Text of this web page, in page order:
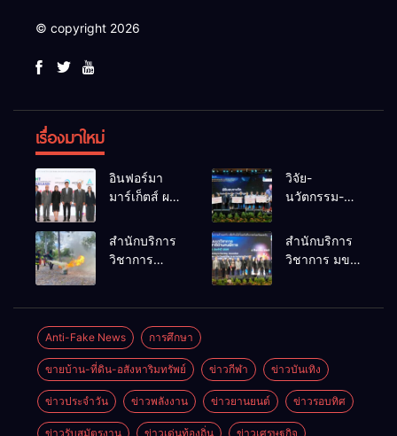
© copyright 2026
เรื่องมาใหม่
อินฟอร์มา
มาร์เก็ตส์ ผนึก
ธุรกิจท่อง
เที่ยว-บริการ
Thailand
2026 เชื่อม 4
งานใหญ่
สร้างโอกาส
ธุรกิจครบ
วงจร ด้วยครับ
วิจัย-
นวัตกรรม-
คือโอกาสใหม่
ของคนพิการ
เศรษฐกิจ
สำนักบริการ
วิชาการ
เพลิงขั้นต้น”
ยกระดับ
ศักยภาพเจ้า
หน้าที่ท้องถิ่น
รับมืออัคคีภัย
ตามมาตรฐาน
สำนักบริการ
วิชาการ มข.
เวทีระดับชาติ
NCPD 2026
เปลี่ยน “ผ้า
เหลือ” สู่ราย
Anti-Fake News การศึกษา
ขายบ้าน-ที่ดิน-อสังหาริมทรัพย์ ข่าวกีฬา ข่าวบันเทิง
ข่าวประจำวัน ข่าวพลังงาน ข่าวยานยนต์ ข่าวรอบทิศ
ข่าวรับสมัตรงาน ข่าวเด่นท้องถิ่น ข่าวเศรษฐกิจ